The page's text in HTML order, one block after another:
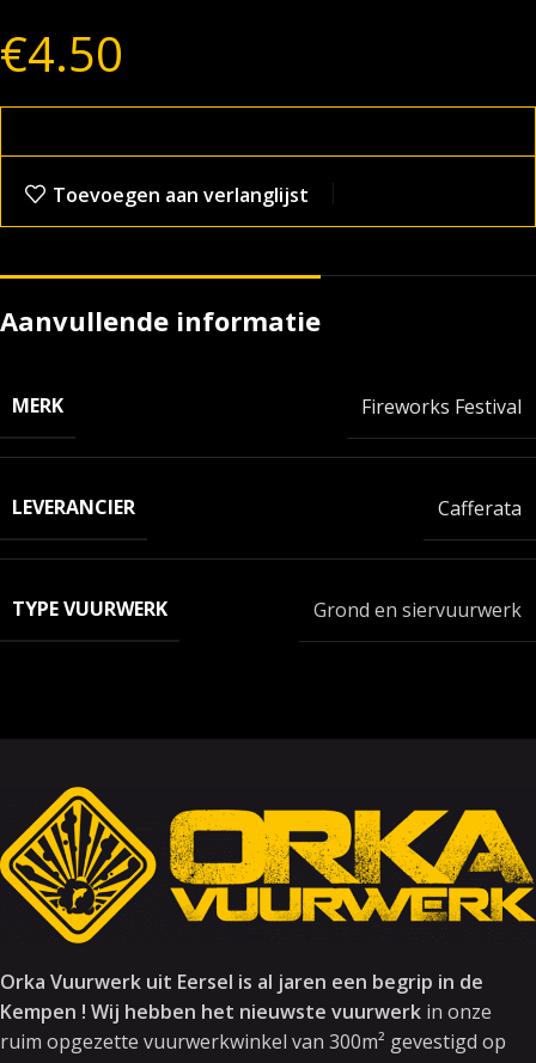
€4.50
Toevoegen aan verlanglijst
Aanvullende informatie
MERK Fireworks Festival
LEVERANCIER Cafferata
TYPE VUURWERK Grond en siervuurwerk
Orka Vuurwerk uit Eersel is al jaren een begrip in de
Kempen ! Wij hebben het nieuwste vuurwerk in onze
ruim opgezette vuurwerkwinkel van 300m² gevestigd op